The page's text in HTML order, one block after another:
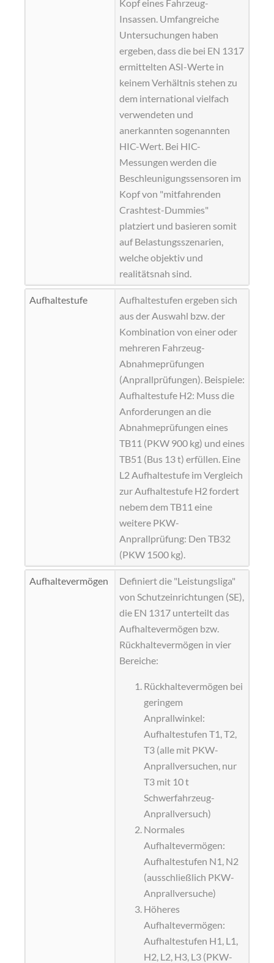
Kopf eines Fahrzeug-
Insassen. Umfangreiche
Untersuchungen haben
ergeben, dass die bei EN 1317
ermittelten ASI-Werte in
keinem Verhältnis stehen zu
dem international vielfach
verwendeten und
anerkannten sogenannten
HIC-Wert. Bei HIC-
Messungen werden die
Beschleunigungssensoren im
Kopf von "mitfahrenden
Crashtest-Dummies"
platziert und basieren somit
auf Belastungsszenarien,
welche objektiv und
realitätsnah sind.
Aufhaltestufe
Aufhaltestufen ergeben sich
aus der Auswahl bzw. der
Kombination von einer oder
mehreren Fahrzeug-
Abnahmeprüfungen
(Anprallprüfungen). Beispiele:
Aufhaltestufe H2: Muss die
Anforderungen an die
Abnahmeprüfungen eines
TB11 (PKW 900 kg) und eines
TB51 (Bus 13 t) erfüllen. Eine
L2 Aufhaltestufe im Vergleich
zur Aufhaltestufe H2 fordert
nebem dem TB11 eine
weitere PKW-
Anprallprüfung: Den TB32
(PKW 1500 kg).
Aufhaltevermögen
Definiert die "Leistungsliga"
von Schutzeinrichtungen (SE),
die EN 1317 unterteilt das
Aufhaltevermögen bzw.
Rückhaltevermögen in vier
Bereiche:
Rückhaltevermögen bei
geringem
Anprallwinkel:
Aufhaltestufen T1, T2,
T3 (alle mit PKW-
Anprallversuchen, nur
T3 mit 10 t
Schwerfahrzeug-
Anprallversuch)
Normales
Aufhaltevermögen:
Aufhaltestufen N1, N2
(ausschließlich PKW-
Anprallversuche)
Höheres
Aufhaltevermögen:
Aufhaltestufen H1, L1,
H2, L2, H3, L3 (PKW-